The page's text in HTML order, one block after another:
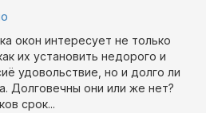
окон интересует не только
их установить недорого и
удовольствие, но и долго ли
Долговечны они или же нет?
срок...